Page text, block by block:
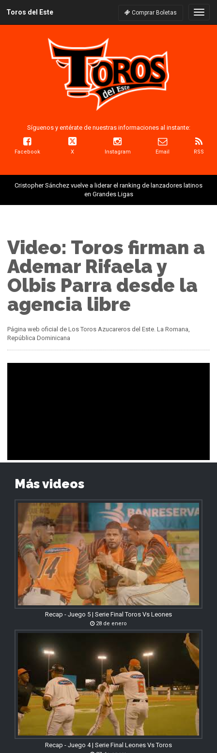
Toros del Este Comprar Boletas
Síguenos y entérate de nuestras informaciones al instante:
Facebook X Instagram Email RSS
Cristopher Sánchez vuelve a liderar el ranking de lanzadores latinos
en Grandes Ligas
Video: Toros firman a
Ademar Rifaela y
Olbis Parra desde la
agencia libre
Página web oficial de Los Toros Azucareros del Este. La Romana,
República Dominicana
Más videos
Recap - Juego 5 | Serie Final Toros Vs Leones
28 de enero
Recap - Juego 4 | Serie Final Leones Vs Toros